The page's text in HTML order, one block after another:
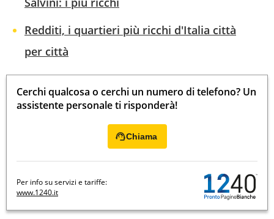
Redditi, i quartieri più ricchi d'Italia città
per città
Cerchi qualcosa o cerchi un numero di telefono? Un
assistente personale ti risponderà!
Chiama
Per info su servizi e tariffe:
www.1240.it